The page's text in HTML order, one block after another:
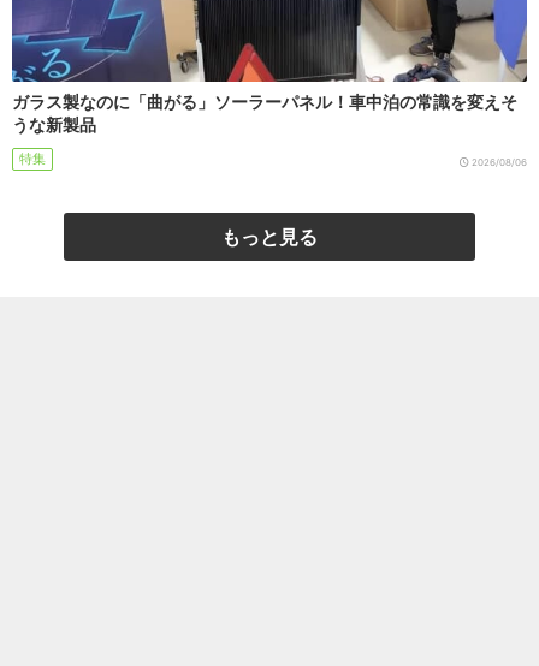
ガラス製なのに「曲がる」ソーラーパネル！車中泊の常識を変えそ
うな新製品
特集 2026/08/06
もっと見る